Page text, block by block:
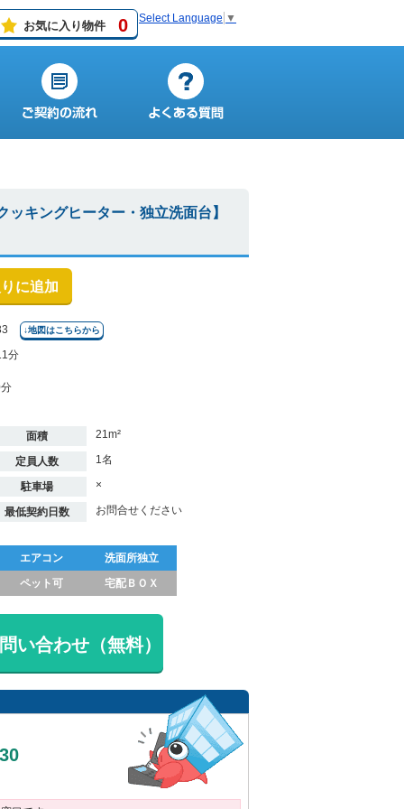
お気に入り物件 0 Select Language ▼
キングヒーター・独立洗面台】
に追加
↓地図はこちらから
分
面積 21m²
定員人数 1名
駐車場 ×
最低契約日数 お問合せください
エアコン
洗面所独立
ペット可 宅配ＢＯＸ
い合わせ（無料）